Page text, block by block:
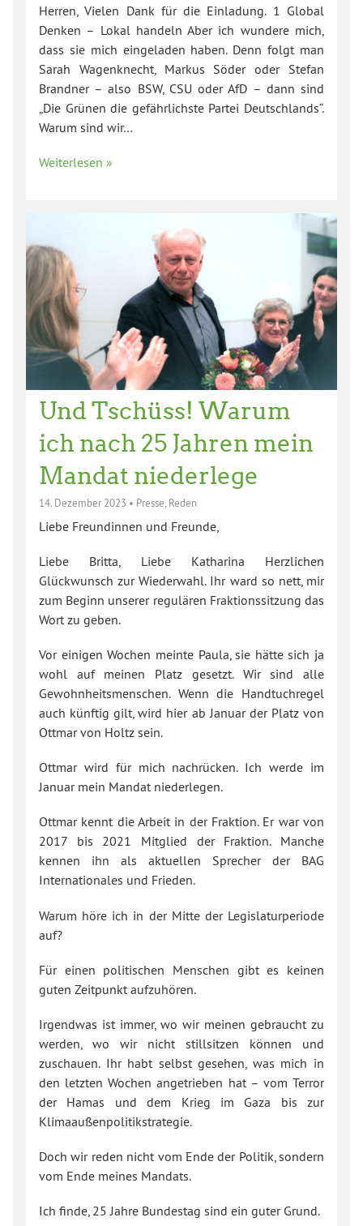
Herren, Vielen Dank für die Einladung. 1 Global
Denken – Lokal handeln Aber ich wundere mich,
dass sie mich eingeladen haben. Denn folgt man
Sarah Wagenknecht, Markus Söder oder Stefan
Brandner – also BSW, CSU oder AfD – dann sind
„Die Grünen die gefährlichste Partei Deutschlands“.
Warum sind wir…
Weiterlesen »
Und Tschüss! Warum
ich nach 25 Jahren mein
Mandat niederlege
14. Dezember 2023 • Presse, Reden
Liebe Freundinnen und Freunde,
Liebe Britta, Liebe Katharina Herzlichen
Glückwunsch zur Wiederwahl. Ihr ward so nett, mir
zum Beginn unserer regulären Fraktionssitzung das
Wort zu geben.
Vor einigen Wochen meinte Paula, sie hätte sich ja
wohl auf meinen Platz gesetzt. Wir sind alle
Gewohnheitsmenschen. Wenn die Handtuchregel
auch künftig gilt, wird hier ab Januar der Platz von
Ottmar von Holtz sein.
Ottmar wird für mich nachrücken. Ich werde im
Januar mein Mandat niederlegen.
Ottmar kennt die Arbeit in der Fraktion. Er war von
2017 bis 2021 Mitglied der Fraktion. Manche
kennen ihn als aktuellen Sprecher der BAG
Internationales und Frieden.
Warum höre ich in der Mitte der Legislaturperiode
auf?
Für einen politischen Menschen gibt es keinen
guten Zeitpunkt aufzuhören.
Irgendwas ist immer, wo wir meinen gebraucht zu
werden, wo wir nicht stillsitzen können und
zuschauen. Ihr habt selbst gesehen, was mich in
den letzten Wochen angetrieben hat – vom Terror
der Hamas und dem Krieg im Gaza bis zur
Klimaaußenpolitikstrategie.
Doch wir reden nicht vom Ende der Politik, sondern
vom Ende meines Mandats.
Ich finde, 25 Jahre Bundestag sind ein guter Grund.